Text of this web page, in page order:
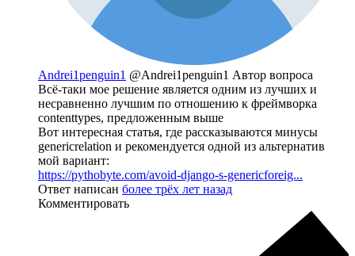
Andrei1penguin1 @Andrei1penguin1 Автор вопроса
Всё-таки мое решение является одним из лучших и
несравненно лучшим по отношению к фреймворка
contenttypes, предложенным выше
Вот интересная статья, где рассказываются минусы
genericrelation и рекомендуется одной из альтернатив
мой вариант:
https://pythobyte.com/avoid-django-s-genericforeig...
Ответ написан более трёх лет назад
Комментировать